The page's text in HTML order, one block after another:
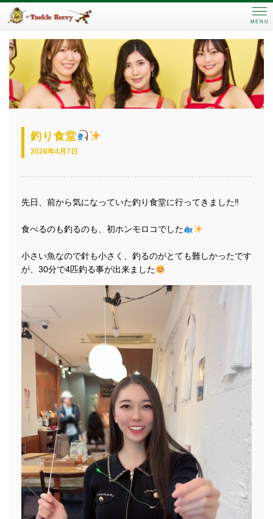
MENU
釣り食堂
2026年4月7日
先日、前から気になっていた釣り食堂に行ってきました‼︎
食べるのも釣るのも、初ホンモロコでした
小さい魚なので針も小さく、釣るのがとても難しかったです
が、30分で4匹釣る事が出来ました